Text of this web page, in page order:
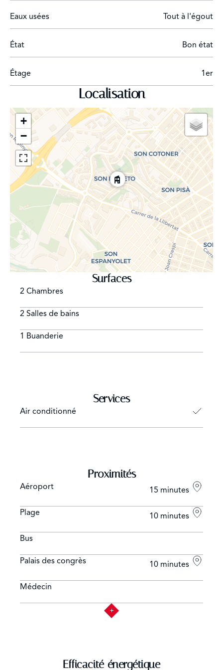
Llonja et certains des
Eaux usées Tout à l'égout
État Bon état
Étage 1er
Localisation
+
−
Surfaces
2 Chambres
2 Salles de bains
1 Buanderie
Services
Air conditionné
Proximités
Aéroport 15 minutes
Plage 10 minutes
Bus
Palais des congrès 10 minutes
Médecin
Efficacité énergétique